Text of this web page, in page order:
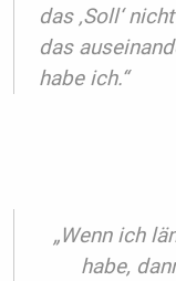
das ‚Soll‘
das
habe ich.“
„Wenn ich
habe,